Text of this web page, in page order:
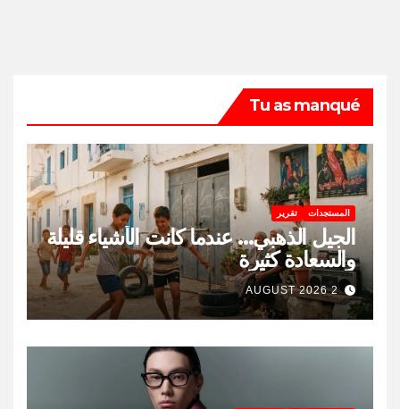
Tu as manqué
المستجدات تقرير
الجيل الذهبي… عندما كانت الأشياء قليلة
والسعادة كثيرة
2 AUGUST 2026